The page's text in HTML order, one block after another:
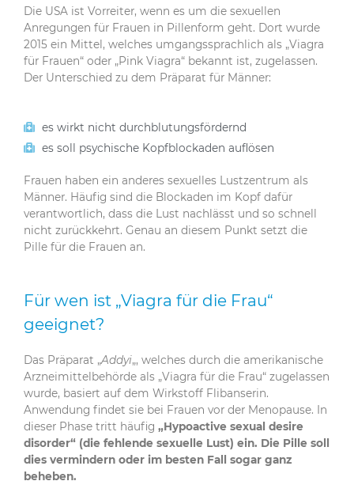
Die USA ist Vorreiter, wenn es um die sexuellen
Anregungen für Frauen in Pillenform geht. Dort wurde
2015 ein Mittel, welches umgangssprachlich als „Viagra
für Frauen“ oder „Pink Viagra“ bekannt ist, zugelassen.
Der Unterschied zu dem Präparat für Männer:
es wirkt nicht durchblutungsfördernd
es soll psychische Kopfblockaden auflösen
Frauen haben ein anderes sexuelles Lustzentrum als
Männer. Häufig sind die Blockaden im Kopf dafür
verantwortlich, dass die Lust nachlässt und so schnell
nicht zurückkehrt. Genau an diesem Punkt setzt die
Pille für die Frauen an.
Für wen ist „Viagra für die Frau“
geeignet?
Das Präparat „Addyi„, welches durch die amerikanische
Arzneimittelbehörde als „Viagra für die Frau“ zugelassen
wurde, basiert auf dem Wirkstoff Flibanserin.
Anwendung findet sie bei Frauen vor der Menopause. In
dieser Phase tritt häufig „Hypoactive sexual desire
disorder“ (die fehlende sexuelle Lust) ein. Die Pille soll
dies vermindern oder im besten Fall sogar ganz
beheben.